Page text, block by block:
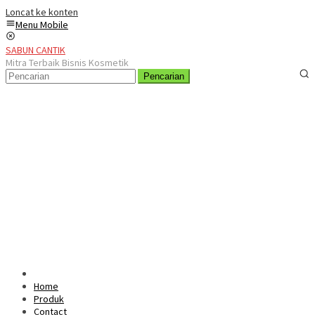
Loncat ke konten
Menu Mobile
SABUN CANTIK
Mitra Terbaik Bisnis Kosmetik
Pencarian
Home
Produk
Contact